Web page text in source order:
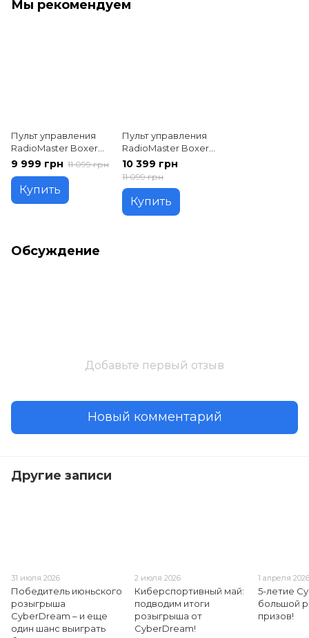
Мы рекомендуем
Пульт управления
RadioMaster Boxer
ExpressLRS
(HP0157.0043-M2)
9 999 грн 11 099 грн
Купить
Пульт управления
RadioMaster Boxer
ExpressLRS
(HP0157.0043-M2) С
10 399 грн
11 099 грн
Купить
Обсуждение
Добавьте первый отзыв
Новый комментарий
Другие записи
31 июля 2026
Победитель июньского
розыгрыша
CyberDream – и еще
один шанс выиграть
2 июля 2026
Киберспортивный май:
подводим итоги
розыгрыша от
CyberDream!
1 апреля
5-летие
большой
призов!